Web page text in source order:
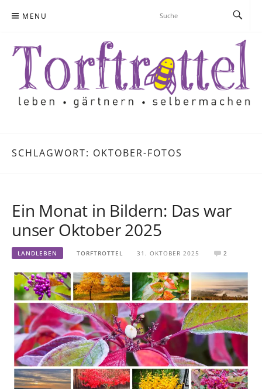
MENU
SCHLAGWORT: OKTOBER-FOTOS
Ein Monat in Bildern: Das war
unser Oktober 2025
LANDLEBEN TORFTROTTEL 31. OKTOBER 2025 2